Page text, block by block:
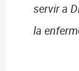
servir a
la